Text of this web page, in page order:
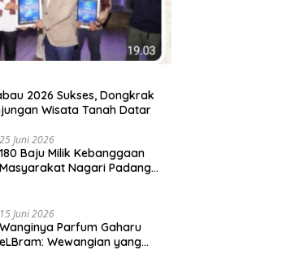
2026 Sukses, Dongkrak
Wisata Tanah Datar
25 Juni 2026
180 Baju Milik Kebanggaan
Masyarakat Nagari Padang
Minangkabau
15 Juni 2026
Wanginya Parfum Gaharu
eLBram: Wewangian yang